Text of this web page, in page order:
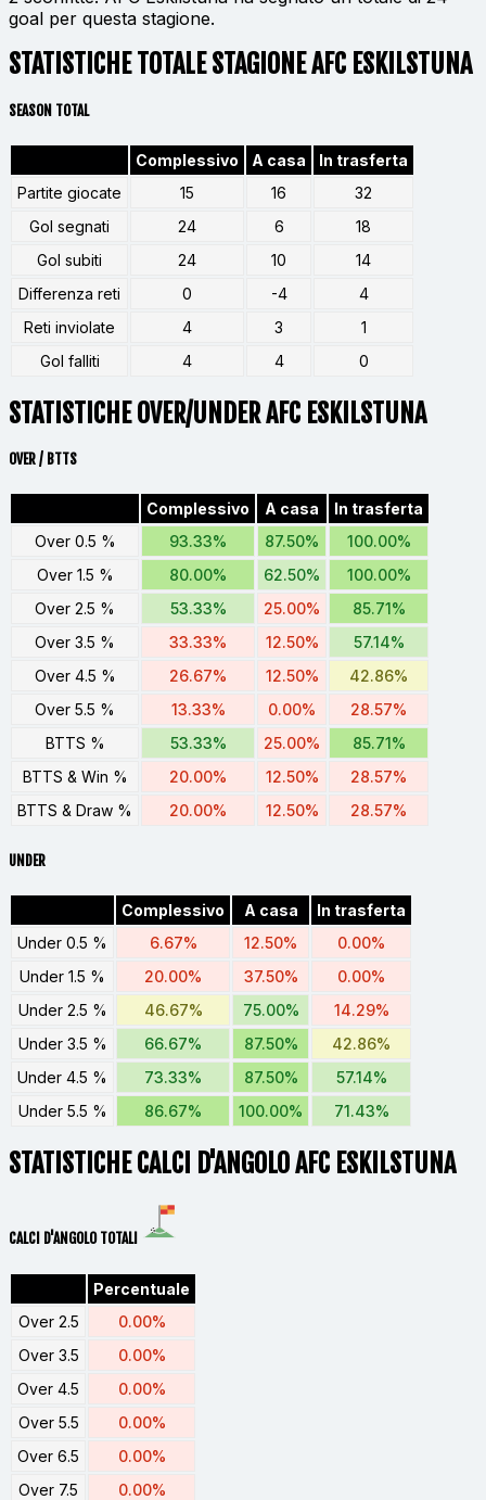
goal per questa stagione.
STATISTICHE TOTALE STAGIONE AFC ESKILSTUNA
SEASON TOTAL
Complessivo A casa
In trasferta
Partite giocate
15 16
32
Gol segnati
24 6
18
Gol subiti
24 10
14
Differenza reti
0 -4
4
Reti inviolate
4 3
1
Gol falliti
4 4 0
STATISTICHE OVER/UNDER AFC ESKILSTUNA
OVER / BTTS
Complessivo A casa
In trasferta
Over 0.5 %
93.33% 87.50%
100.00%
Over 1.5 %
80.00% 62.50%
100.00%
Over 2.5 %
53.33% 25.00%
85.71%
Over 3.5 %
33.33% 12.50%
57.14%
Over 4.5 %
26.67% 12.50%
42.86%
Over 5.5 %
13.33% 0.00%
28.57%
BTTS %
53.33% 25.00%
85.71%
BTTS & Win %
20.00% 12.50%
28.57%
BTTS & Draw %
20.00% 12.50% 28.57%
UNDER
Complessivo A casa
In trasferta
Under 0.5 %
6.67% 12.50%
0.00%
Under 1.5 %
20.00% 37.50%
0.00%
Under 2.5 %
46.67% 75.00%
14.29%
Under 3.5 %
66.67% 87.50%
42.86%
Under 4.5 %
73.33% 87.50%
57.14%
Under 5.5 %
86.67% 100.00% 71.43%
STATISTICHE CALCI D'ANGOLO AFC ESKILSTUNA
CALCI D'ANGOLO TOTALI
Percentuale
Over 2.5
0.00%
Over 3.5
0.00%
Over 4.5
0.00%
Over 5.5
0.00%
Over 6.5
0.00%
Over 7.5
0.00%